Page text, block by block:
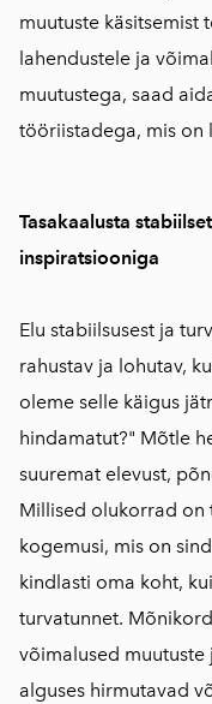
muutuste käsitsemist
lahendustele ja
muutustega, saad
tööriistadega, mis on
Tasakaalusta
inspiratsiooniga
Elu stabiilsusest ja
rahustav ja lohutav,
oleme selle käigus
hindamatut?" Mõtle
suuremat elevust,
Millised olukorrad on
kogemusi, mis on
kindlasti oma koht,
turvatunnet.
võimalused muutuste
alguses hirmutavad